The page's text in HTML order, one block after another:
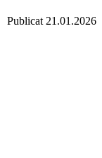
Publicat 21.01.2026